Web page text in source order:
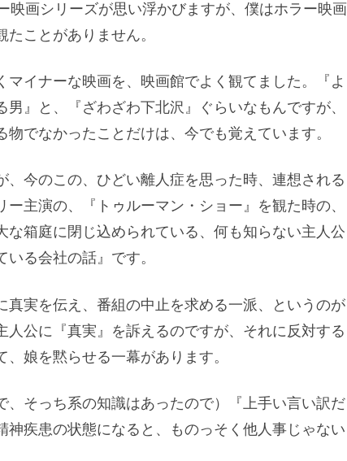
映画シリーズが思い浮かびますが、僕はホラー映画
ことがありません。
イナーな映画を、映画館でよく観てました。『よ
』と、『ざわざわ下北沢』ぐらいなもんですが、
でなかったことだけは、今でも覚えています。
今のこの、ひどい離人症を思った時、連想される
主演の、『トゥルーマン・ショー』を観た時の、
箱庭に閉じ込められている、何も知らない主人公
る会社の話』です。
実を伝え、番組の中止を求める一派、というのが
公に『真実』を訴えるのですが、それに反対する
娘を黙らせる一幕があります。
そっち系の知識はあったので）『上手い言い訳だ
疾患の状態になると、ものっそく他人事じゃない